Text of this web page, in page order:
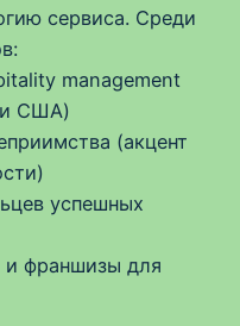
сервиса. Среди
management
и США)
(акцент
успешных
франшизы для